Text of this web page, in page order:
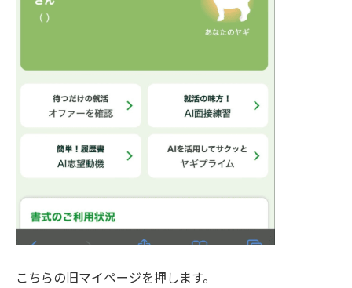
こちらの旧マイページを押します。